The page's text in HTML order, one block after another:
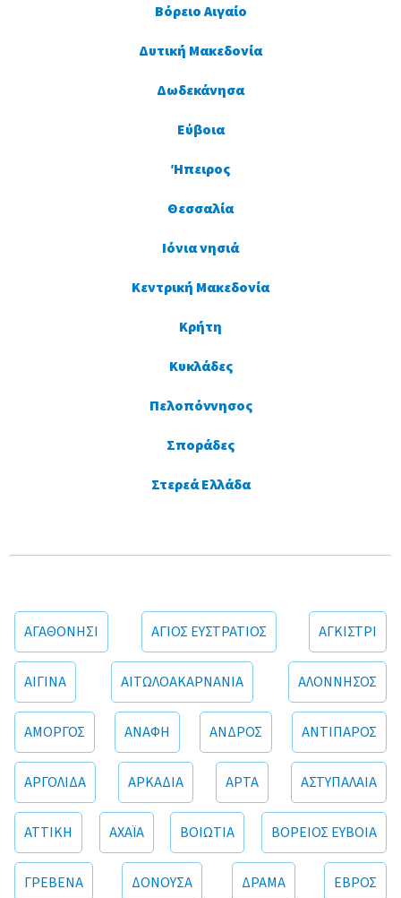
Βόρειο Αιγαίο
Δυτική Μακεδονία
Δωδεκάνησα
Εύβοια
Ήπειρος
Θεσσαλία
Ιόνια νησιά
Κεντρική Μακεδονία
Κρήτη
Κυκλάδες
Πελοπόννησος
Σποράδες
Στερεά Ελλάδα
ΑΓΑΘΟΝΗΣΙ ΑΓΙΟΣ ΕΥΣΤΡΑΤΙΟΣ ΑΓΚΙΣΤΡΙ
ΑΙΓΙΝΑ ΑΙΤΩΛΟΑΚΑΡΝΑΝΙΑ ΑΛΟΝΝΗΣΟΣ
ΑΜΟΡΓΟΣ ΑΝΑΦΗ ΑΝΔΡΟΣ ΑΝΤΙΠΑΡΟΣ
ΑΡΓΟΛΙΔΑ ΑΡΚΑΔΙΑ ΑΡΤΑ ΑΣΤΥΠΑΛΑΙΑ
ΑΤΤΙΚΗ ΑΧΑΪΑ ΒΟΙΩΤΙΑ ΒΟΡΕΙΟΣ ΕΥΒΟΙΑ
ΓΡΕΒΕΝΑ ΔΟΝΟΥΣΑ ΔΡΑΜΑ ΕΒΡΟΣ